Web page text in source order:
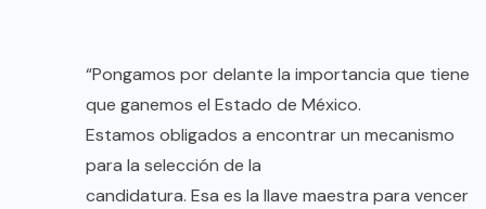
“Pongamos por delante la importancia que tiene
que ganemos el Estado de México.
Estamos obligados a encontrar un mecanismo
para la selección de la
candidatura. Esa es la llave maestra para vencer